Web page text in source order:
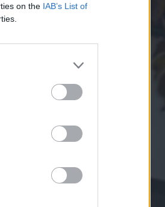
on the IAB’s List of